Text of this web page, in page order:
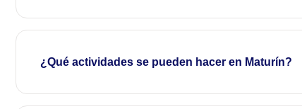
¿Qué actividades se pueden hacer en Maturín?